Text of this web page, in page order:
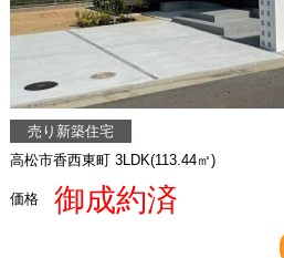
売り新築住宅
高松市香西東町 3LDK(113.44㎡)
価格 御成約済